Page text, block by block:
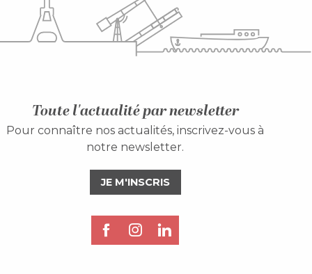
Toute l'actualité par newsletter
Pour connaître nos actualités, inscrivez-vous à
notre newsletter.
JE M'INSCRIS